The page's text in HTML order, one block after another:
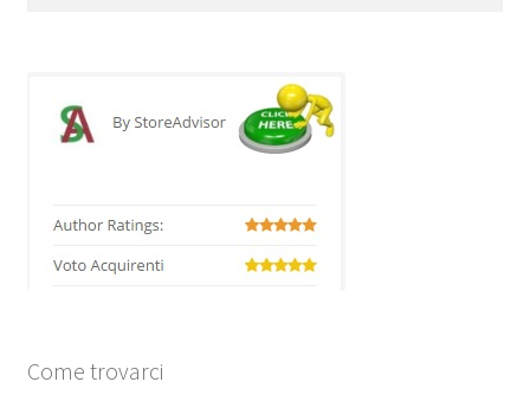
Come trovarci